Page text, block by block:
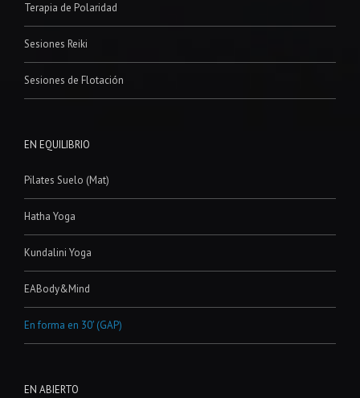
Terapia de Polaridad
Sesiones Reiki
Sesiones de Flotación
EN EQUILIBRIO
Pilates Suelo (Mat)
Hatha Yoga
Kundalini Yoga
EABody&Mind
En forma en 30′ (GAP)
EN ABIERTO